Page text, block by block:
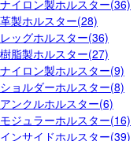
ナイロン製ホルスター(36)
革製ホルスター(28)
レッグホルスター(36)
樹脂製ホルスター(27)
ナイロン製ホルスター(9)
ショルダーホルスター(8)
アンクルホルスター(6)
モジュラーホルスター(16)
インサイドホルスター(39)